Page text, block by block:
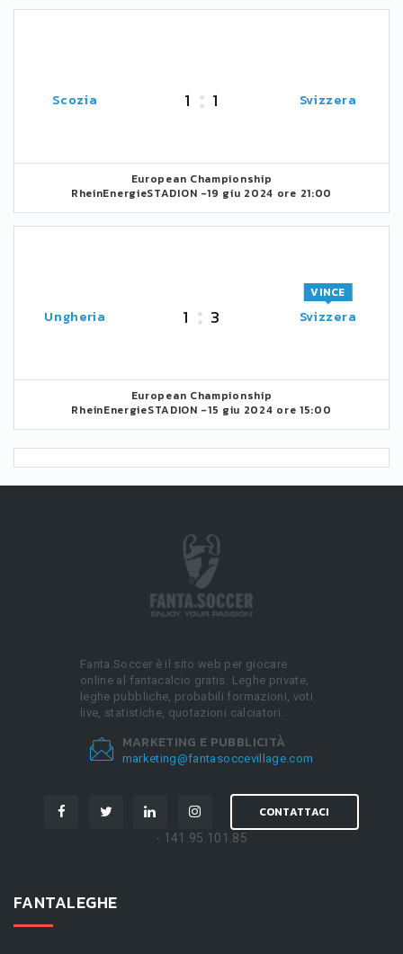
Scozia 1 1 Svizzera
European Championship
RheinEnergieSTADION -19 giu 2024 ore 21:00
Ungheria 1 3 Svizzera
VINCE
European Championship
RheinEnergieSTADION -15 giu 2024 ore 15:00
Fanta.Soccer è il sito web per giocare
online al fantacalcio gratis. Leghe private,
leghe pubbliche, probabili formazioni, voti
live, statistiche, quotazioni calciatori.
MARKETING E PUBBLICITÀ
marketing@fantasoccevillage.com
CONTATTACI
- 141.95.101.85
FANTALEGHE